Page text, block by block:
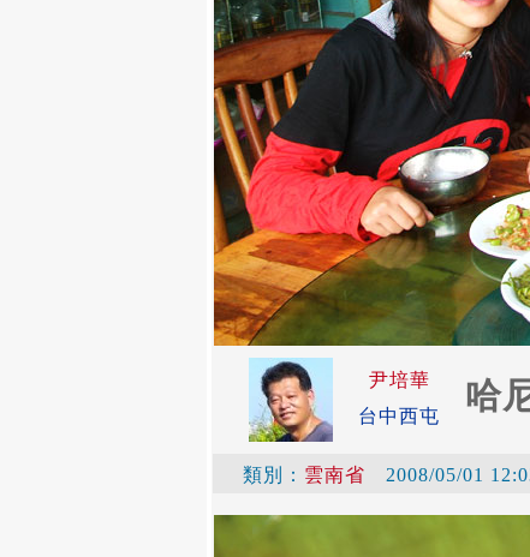
尹培華
台中西屯
哈
類別： 雲南省 2008/05/01